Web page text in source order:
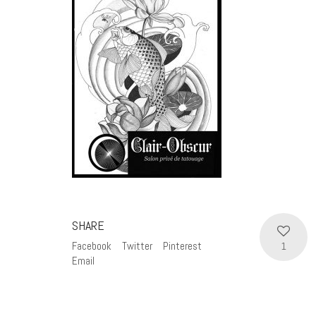
1
SHARE
Facebook Twitter
Pinterest
Email